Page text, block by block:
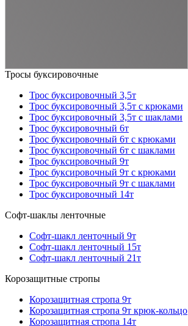
Тросы буксировочные
Трос буксировочный 3,5т
Трос буксировочный 3,5т с крюками
Трос буксировочный 3,5т с шаклами
Трос буксировочный 6т
Трос буксировочный 6т с крюками
Трос буксировочный 6т с шаклами
Трос буксировочный 9т
Трос буксировочный 9т с крюками
Трос буксировочный 9т с шаклами
Трос буксировочный 14т
Софт-шаклы ленточные
Софт-шакл ленточный 9т
Софт-шакл ленточный 15т
Софт-шакл ленточный 21т
Корозащитные стропы
Корозащитная стропа 9т
Корозащитная стропа 9т крюк-кольцо
Корозащитная стропа 14т